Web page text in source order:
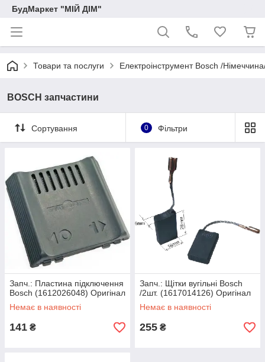
БудМаркет "МІЙ ДІМ"
Товари та послуги Електроінструмент Bosch /
BOSCH запчастини
Сортування 0 Фільтри
Запч.: Пластина підключення
Bosch (1612026048) Оригінал
Немає в наявності
141 ₴
Запч.: Щітки вугільні Bosch
/2шт. (1617014126) Оригінал
Немає в наявності
255 ₴